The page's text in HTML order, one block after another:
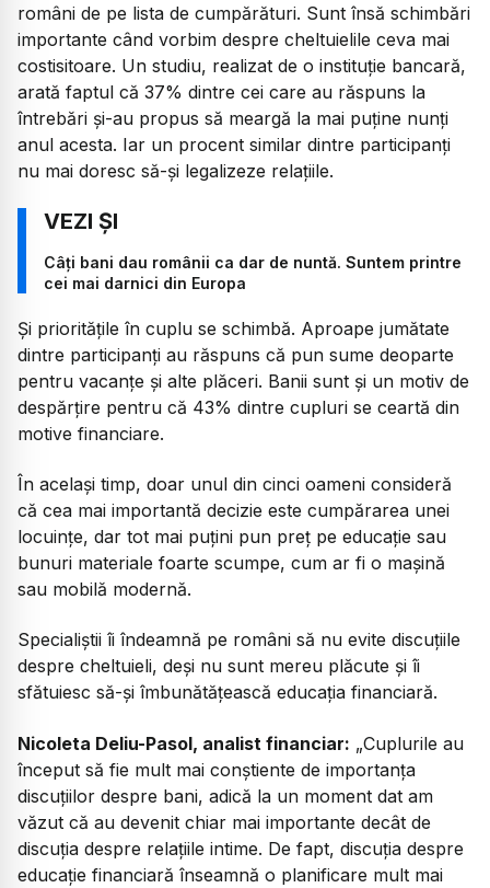
români de pe lista de cumpărături. Sunt însă schimbări
importante când vorbim despre cheltuielile ceva mai
costisitoare. Un studiu, realizat de o instituție bancară,
arată faptul că 37% dintre cei care au răspuns la
întrebări și-au propus să meargă la mai puține nunți
anul acesta. Iar un procent similar dintre participanți
nu mai doresc să-și legalizeze relațiile.
Câți bani dau românii ca dar de nuntă. Suntem printre
cei mai darnici din Europa
Și prioritățile în cuplu se schimbă. Aproape jumătate
dintre participanți au răspuns că pun sume deoparte
pentru vacanțe și alte plăceri. Banii sunt și un motiv de
despărțire pentru că 43% dintre cupluri se ceartă din
motive financiare.
În același timp, doar unul din cinci oameni consideră
că cea mai importantă decizie este cumpărarea unei
locuințe, dar tot mai puțini pun preț pe educație sau
bunuri materiale foarte scumpe, cum ar fi o mașină
sau mobilă modernă.
Specialiștii îi îndeamnă pe români să nu evite discuțiile
despre cheltuieli, deși nu sunt mereu plăcute și îi
sfătuiesc să-și îmbunătățească educația financiară.
Nicoleta Deliu-Pasol, analist financiar: „Cuplurile au
început să fie mult mai conștiente de importanța
discuțiilor despre bani, adică la un moment dat am
văzut că au devenit chiar mai importante decât de
discuția despre relațiile intime. De fapt, discuția despre
educație financiară înseamnă o planificare mult mai